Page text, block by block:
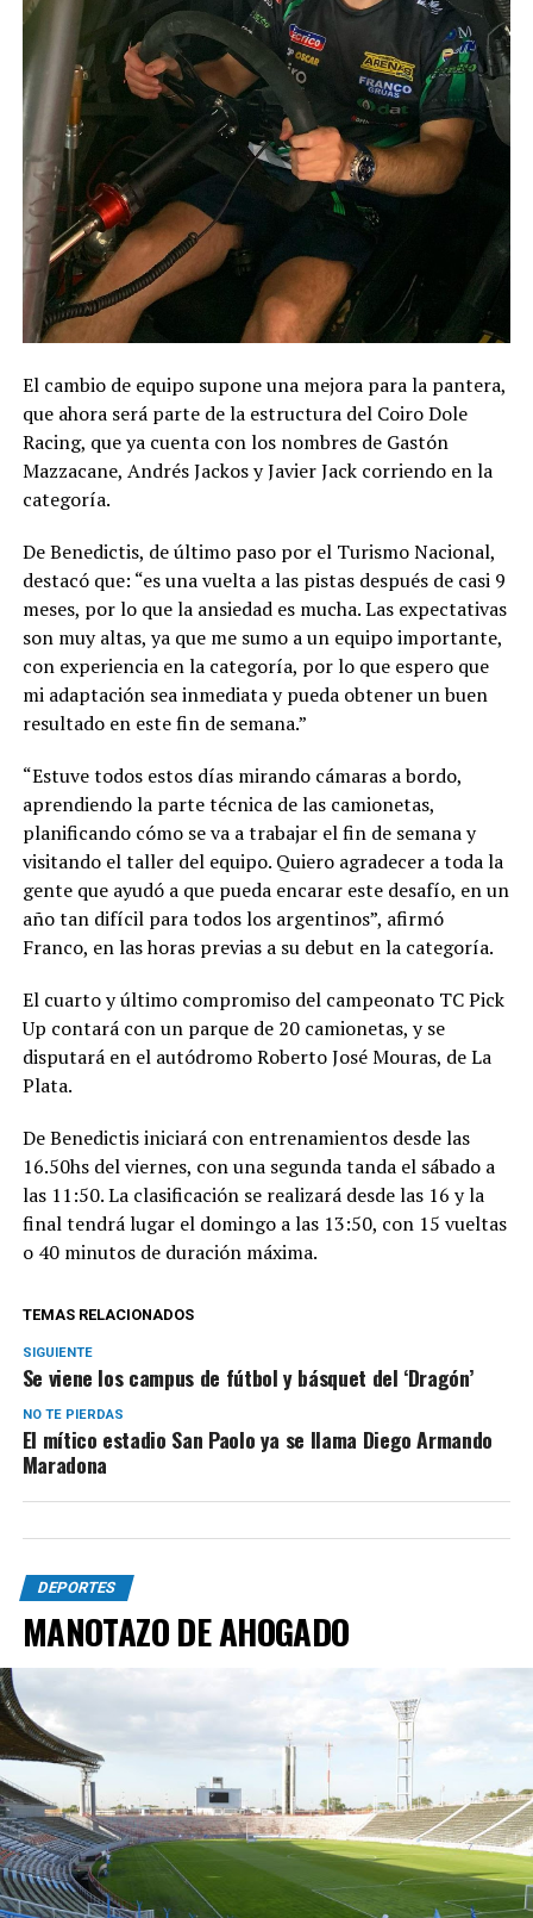
El cambio de equipo supone una mejora para la pantera,
que ahora será parte de la estructura del Coiro Dole
Racing, que ya cuenta con los nombres de Gastón
Mazzacane, Andrés Jackos y Javier Jack corriendo en la
categoría.
De Benedictis, de último paso por el Turismo Nacional,
destacó que: “es una vuelta a las pistas después de casi 9
meses, por lo que la ansiedad es mucha. Las expectativas
son muy altas, ya que me sumo a un equipo importante,
con experiencia en la categoría, por lo que espero que
mi adaptación sea inmediata y pueda obtener un buen
resultado en este fin de semana.”
“Estuve todos estos días mirando cámaras a bordo,
aprendiendo la parte técnica de las camionetas,
planificando cómo se va a trabajar el fin de semana y
visitando el taller del equipo. Quiero agradecer a toda la
gente que ayudó a que pueda encarar este desafío, en un
año tan difícil para todos los argentinos”, afirmó
Franco, en las horas previas a su debut en la categoría.
El cuarto y último compromiso del campeonato TC Pick
Up contará con un parque de 20 camionetas, y se
disputará en el autódromo Roberto José Mouras, de La
Plata.
De Benedictis iniciará con entrenamientos desde las
16.50hs del viernes, con una segunda tanda el sábado a
las 11:50. La clasificación se realizará desde las 16 y la
final tendrá lugar el domingo a las 13:50, con 15 vueltas
o 40 minutos de duración máxima.
TEMAS RELACIONADOS
SIGUIENTE
Se viene los campus de fútbol y básquet del ‘Dragón’
NO TE PIERDAS
El mítico estadio San Paolo ya se llama Diego Armando
Maradona
DEPORTES
MANOTAZO DE AHOGADO